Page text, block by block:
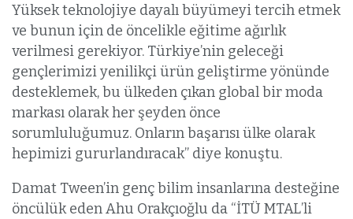
Yüksek teknolojiye dayalı büyümeyi tercih etmek
ve bunun için de öncelikle eğitime ağırlık
verilmesi gerekiyor. Türkiye’nin geleceği
gençlerimizi yenilikçi ürün geliştirme yönünde
desteklemek, bu ülkeden çıkan global bir moda
markası olarak her şeyden önce
sorumluluğumuz. Onların başarısı ülke olarak
hepimizi gururlandıracak” diye konuştu.
Damat Tween’in genç bilim insanlarına desteğine
öncülük eden Ahu Orakçıoğlu da “İTÜ MTAL’li